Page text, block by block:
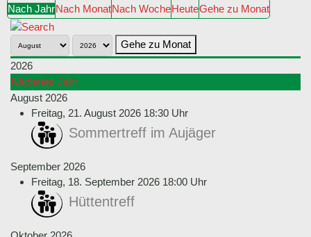
Nach JahrNach MonatNach WocheHeuteGehe zu Monat
Gehe zu Monat
2026
Nächstes Jahr
August 2026
Freitag, 21. August 2026 18:30 Uhr
Sommertreff im Aujäger
September 2026
Freitag, 18. September 2026 18:00 Uhr
Hüttentreff